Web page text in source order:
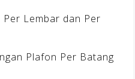
Lembar dan Per
Plafon Per Batang